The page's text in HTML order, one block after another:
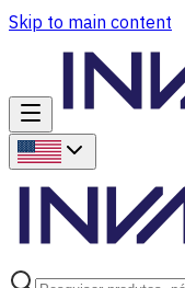
Skip to main content